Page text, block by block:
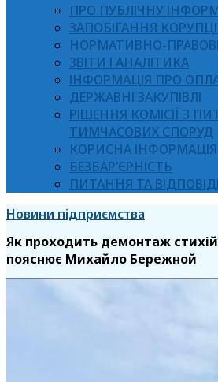
ПРО ПУБЛІЧНУ
ЗАПОБІГАННЯ
НОРМАТИВНО-
ЗВІТИ І АНАЛІТИКА
ІНФОРМАЦІЯ ПРО
ДЕРЖАВНІ ЗАКУПІВЛІ
РІШЕННЯ КОМІСІЇ З
ТИМЧАСОВИХ СПОРУД
КОРИСНА ІНФОРМАЦІЯ
БЕЗБАР’ЄРНІСТЬ
ПИТАННЯ ТА ВІДПОВІДІ
Новини підприємства
Як проходить демонтаж
пояснює Михайло Бережной